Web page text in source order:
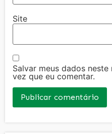
Site
Salvar meus dados
vez que eu comentar.